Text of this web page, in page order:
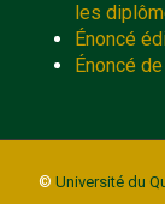
les
Énoncé
Énoncé
© Université du